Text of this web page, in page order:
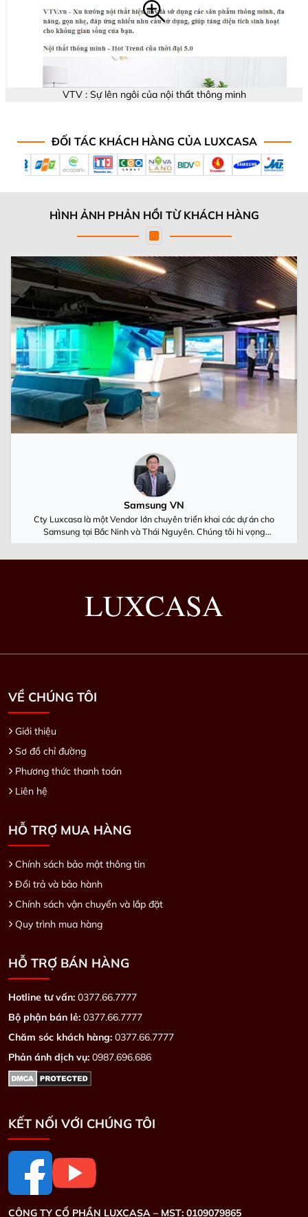
VTV : Sự lên ngôi của nội thất thông minh
ĐỐI TÁC KHÁCH HÀNG CỦA LUXCASA
HÌNH ẢNH PHẢN HỒI TỪ KHÁCH HÀNG
Samsung VN
Cty Luxcasa là một Vendor lớn chuyên triển khai các dự án cho
Samsung tại Bắc Ninh và Thái Nguyên. Chúng tôi hi vọng
VỀ CHÚNG TÔI
Giới thiệu
Sơ đồ chỉ đường
Phương thức thanh toán
Liên hệ
HỖ TRỢ MUA HÀNG
Chính sách bảo mật thông tin
Đổi trả và bảo hành
Chính sách vận chuyển và lắp đặt
Quy trình mua hàng
HỖ TRỢ BÁN HÀNG
Hotline tư vấn: 0377.66.7777
Bộ phận bán lẻ: 0377.66.7777
Chăm sóc khách hàng: 0377.66.7777
Phản ánh dịch vụ: 0987.696.686
KẾT NỐI VỚI CHÚNG TÔI
CÔNG TY CỔ PHẦN LUXCASA – MST: 0109079865